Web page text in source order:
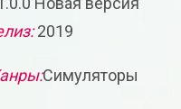
2019
Симуляторы